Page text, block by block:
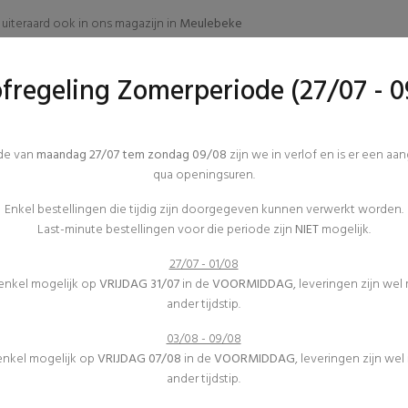
ook in ons magazijn in Meulebeke
Verschillende combinaties mogelijk zoals
DOE JE MET FJESTUM !
Zomerperiode (27/07 -
van maandag 27/07 tem zondag 09/08 zijn we in verlof en is er een
qua openingsuren.
Enkel bestellingen die tijdig zijn doorgegeven kunnen verwerkt worden.
Last-minute bestellingen voor die periode zijn NIETmogelijk.
27/07 - 01/08
mogelijk opVRIJDAG 31/07in deVOORMIDDAG, leveringen zijn
ander tijdstip.
03/08 - 09/08
mogelijk opVRIJDAG 07/08 in deVOORMIDDAG, leveringen zijn
ander tijdstip.